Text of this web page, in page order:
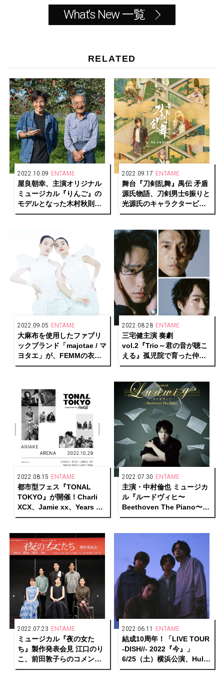
What's New 一覧
RELATED
2022.10.09 ENTAME
屋良朝幸、主演オリジナル
ミュージカル『りんご』の
モデルとなった木村秋則氏
のりんご畑を訪問
2022.09.17 ENTAME
舞台『刀剣乱舞』禺伝 矛盾
源氏物語、刀剣男士6振りと
光源氏のキャラクタービジ
ュアルとメインビジュアル
2022.09.05 ENTAME
大麻布を使用したファブリ
ックブランド「majotae / マ
ヨタエ」が、FEMMの衣装
とコラボレーション
2022.08.28 ENTAME
三宅健主演 奏劇
vol.2『Trio～君の音が聴こ
える』孤児院で育った仲間
役に大鶴佐助、藤木直人
2022.08.15 ENTAME
都市型フェス『TONAL
TOKYO』が開催！Charli
XCX、Jamie xx、Years &
Years、LANY、Rhye、
出演
2022.07.30 ENTAME
主演・中村倫也 ミュージカ
ル『ルードヴィヒ〜
Beethoven The Piano〜』
メインビジュアル・ソロカ
2022.07.23 ENTAME
ミュージカル『夜の女た
ち』製作発表会見 江口のり
こ、前田敦子らのコメント
到着！
2022.06.11 ENTAME
結成10周年！「LIVE TOUR
-DISH//- 2022『今』」
6/25（土）横浜公演、Hulu
ストアで生配信決定！